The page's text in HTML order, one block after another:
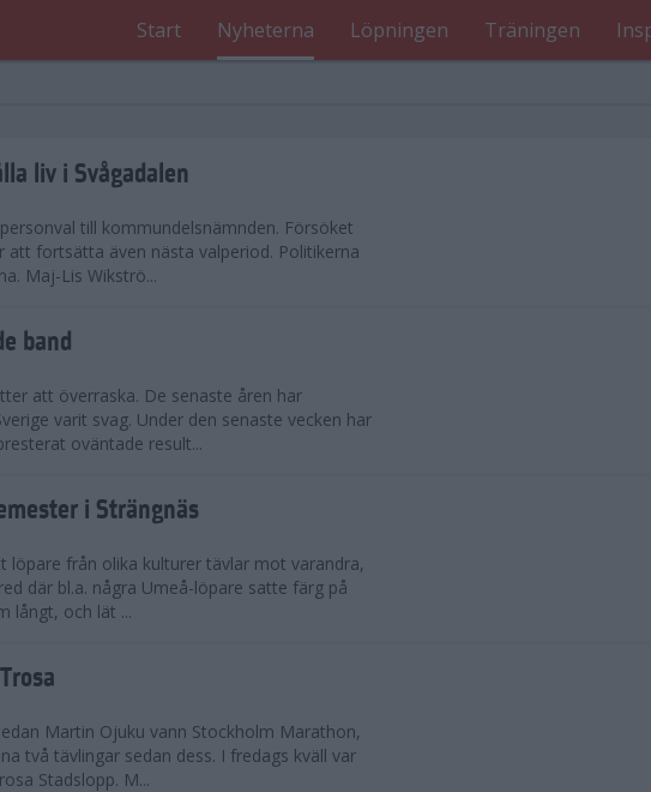
Start Nyheterna Löpningen Träningen
liv i Svågadalen
till kommundelsnämnden. Försöket
fortsätta även nästa valperiod. Politikerna
Maj-Lis Wikströ...
band
att överraska. De senaste åren har
varit svag. Under den senaste vecken har
oväntade result...
i Strängnäs
löpare från olika kulturer tävlar mot varandra,
där bl.a. några Umeå-löpare satte färg på
långt, och lät ...
Martin Ojuku vann Stockholm Marathon,
två tävlingar sedan dess. I fredags kväll var
Stadslopp. M...